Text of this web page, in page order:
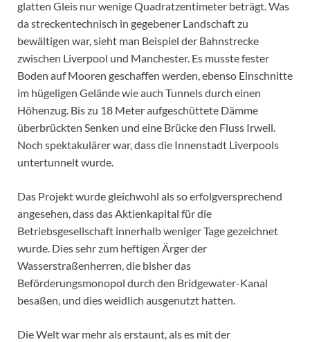
glatten Gleis nur wenige Quadratzentimeter beträgt. Was
da streckentechnisch in gegebener Landschaft zu
bewältigen war, sieht man Beispiel der Bahnstrecke
zwischen Liverpool und Manchester. Es musste fester
Boden auf Mooren geschaffen werden, ebenso Einschnitte
im hügeligen Gelände wie auch Tunnels durch einen
Höhenzug. Bis zu 18 Meter aufgeschüttete Dämme
überbrückten Senken und eine Brücke den Fluss Irwell.
Noch spektakulärer war, dass die Innenstadt Liverpools
untertunnelt wurde.
Das Projekt wurde gleichwohl als so erfolgversprechend
angesehen, dass das Aktienkapital für die
Betriebsgesellschaft innerhalb weniger Tage gezeichnet
wurde. Dies sehr zum heftigen Ärger der
Wasserstraßenherren, die bisher das
Beförderungsmonopol durch den Bridgewater-Kanal
besaßen, und dies weidlich ausgenutzt hatten.
Die Welt war mehr als erstaunt, als es mit der